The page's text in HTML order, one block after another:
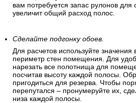
вам потребуется запас рулонов для
увеличит общий расход полос.
Сделайте подгонку обоев.
Для расчетов используйте значения
периметр стен помещения. Для
нарезать все полотнища для
посчитав высоту каждой полосы.
пригодиться для резерва. Чтобы
перепутался – пронумеруйте их,
низа каждой полосы.